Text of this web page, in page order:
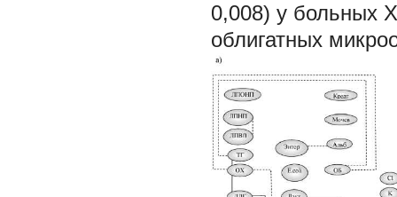
0,008) у больных
облигатных